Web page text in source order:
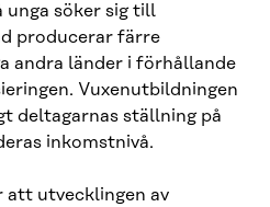
unga söker sig till
producerar färre
andra länder i förhållande
Vuxenutbildningen
deltagarnas ställning på
inkomstnivå.
utvecklingen av